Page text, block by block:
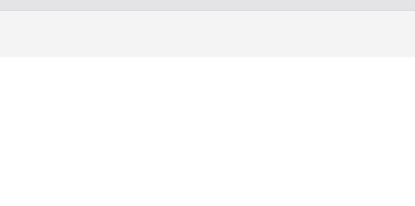
Lumpuh Pasca Gempa 7.1
Riset ATP
Api Digugat ke MK